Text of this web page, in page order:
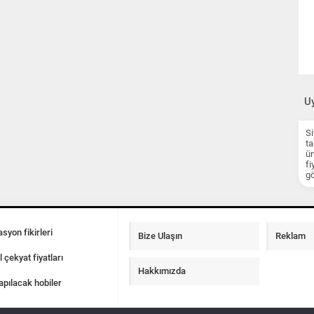
fikirleri
çekyat fiyatları
hobiler
Bize Ulaşın Reklam
Hakkımızda